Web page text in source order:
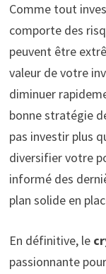
Comme tout
comporte des
peuvent être
valeur de votre
diminuer
bonne stratégie
pas investir plus
diversifier votre
informé des
plan solide en
En définitive, le
passionnante